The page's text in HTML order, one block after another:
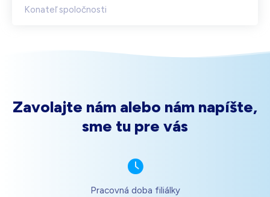
Konateľ spoločnosti
Zavolajte nám alebo nám napíšte,
sme tu pre vás
Pracovná doba filiálky